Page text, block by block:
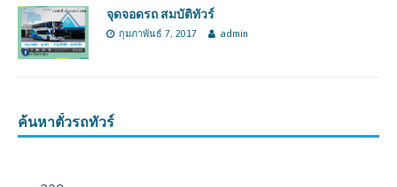
จุดจอดรถ สมบัติทัวร์
กุมภาพันธ์ 7, 2017 admin
ค้นหาตั๋วรถทัวร์